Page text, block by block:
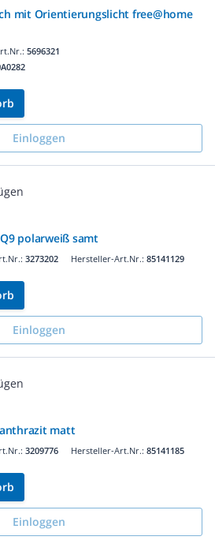
mit Orientierungslicht free@home
5696321
Einloggen
polarweiß samt
3273202 Hersteller-Art.Nr.: 85141129
Einloggen
anthrazit matt
3209776 Hersteller-Art.Nr.: 85141185
Einloggen